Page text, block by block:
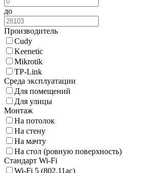
до
Производитель
Cudy
Keenetic
Mikrotik
TP-Link
Среда эксплуатации
Для помещений
Для улицы
Монтаж
На потолок
На стену
На мачту
На стол (ровную поверхность)
Стандарт Wi-Fi
Wi-Fi 5 (802.11ac)